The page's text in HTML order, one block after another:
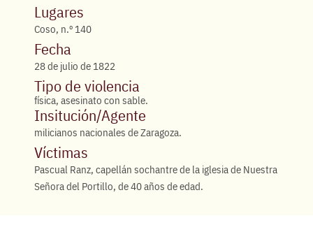
Lugares
Coso, n.º 140
Fecha
28 de julio de 1822
Tipo de violencia
física, asesinato con sable.
Insitución/Agente
milicianos nacionales de Zaragoza.
Víctimas
Pascual Ranz, capellán sochantre de la iglesia de Nuestra
Señora del Portillo, de 40 años de edad.